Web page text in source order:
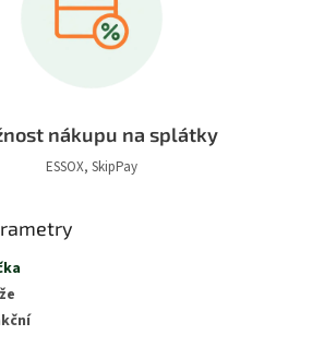
nákupu na splátky
ESSOX, SkipPay